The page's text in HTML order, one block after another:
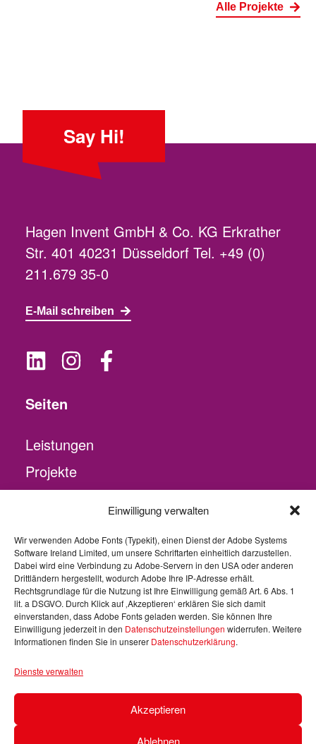
Einwilligung verwalten
Wir verwenden Adobe Fonts (Typekit), einen Dienst der Adobe Systems
Software Ireland Limited, um unsere Schriftarten einheitlich darzustellen.
Dabei wird eine Verbindung zu Adobe-Servern in den USA oder anderen
Drittländern hergestellt, wodurch Adobe Ihre IP-Adresse erhält.
Rechtsgrundlage für die Nutzung ist Ihre Einwilligung gemäß Art. 6 Abs. 1
lit. a DSGVO. Durch Klick auf ‚Akzeptieren‘ erklären Sie sich damit
einverstanden, dass Adobe Fonts geladen werden. Sie können Ihre
Einwilligung jederzeit in den Datenschutzeinstellungen widerrufen. Weitere
Informationen finden Sie in unserer Datenschutzerklärung.
Dienste verwalten
Akzeptieren
Ablehnen
Alle Projekte
Say Hi!
Hagen Invent GmbH & Co. KG Erkrather
Str. 401 40231 Düsseldorf Tel. +49 (0)
211.679 35-0
E-Mail schreiben
Seiten
Leistungen
Projekte
Legal
Impressum
Datenschutz
AGB